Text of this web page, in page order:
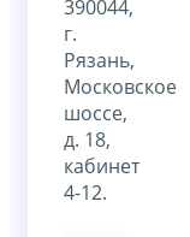
390044,
г.
Рязань,
Московское
шоссе,
д. 18,
кабинет
4-12.